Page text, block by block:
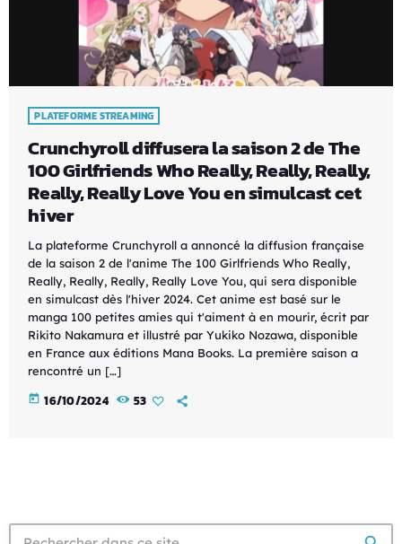
PLATEFORME STREAMING
Crunchyroll diffusera la saison 2 de The
100 Girlfriends Who Really, Really, Really,
Really, Really Love You en simulcast cet
hiver
La plateforme Crunchyroll a annoncé la diffusion française
de la saison 2 de l'anime The 100 Girlfriends Who Really,
Really, Really, Really, Really Love You, qui sera disponible
en simulcast dès l'hiver 2024. Cet anime est basé sur le
manga 100 petites amies qui t'aiment à en mourir, écrit par
Rikito Nakamura et illustré par Yukiko Nozawa, disponible
en France aux éditions Mana Books. La première saison a
rencontré un […]
today 16/10/2024 53